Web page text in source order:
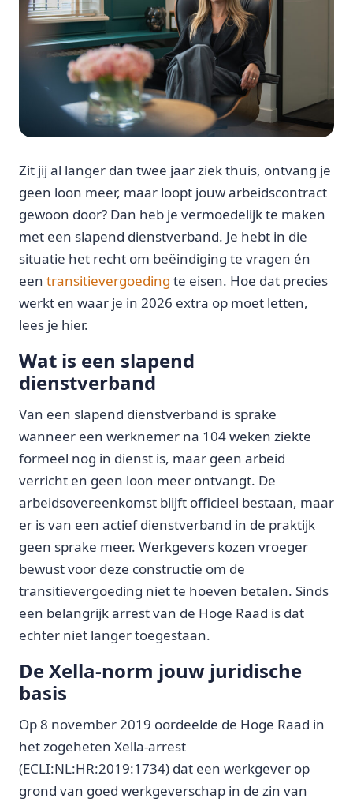
Zit jij al langer dan twee jaar ziek thuis, ontvang je
geen loon meer, maar loopt jouw arbeidscontract
gewoon door? Dan heb je vermoedelijk te maken
met een slapend dienstverband. Je hebt in die
situatie het recht om beëindiging te vragen én
een transitievergoeding te eisen. Hoe dat precies
werkt en waar je in 2026 extra op moet letten,
lees je hier.
Wat is een slapend
dienstverband
Van een slapend dienstverband is sprake
wanneer een werknemer na 104 weken ziekte
formeel nog in dienst is, maar geen arbeid
verricht en geen loon meer ontvangt. De
arbeidsovereenkomst blijft officieel bestaan, maar
er is van een actief dienstverband in de praktijk
geen sprake meer. Werkgevers kozen vroeger
bewust voor deze constructie om de
transitievergoeding niet te hoeven betalen. Sinds
een belangrijk arrest van de Hoge Raad is dat
echter niet langer toegestaan.
De Xella-norm jouw juridische
basis
Op 8 november 2019 oordeelde de Hoge Raad in
het zogeheten Xella-arrest
(ECLI:NL:HR:2019:1734) dat een werkgever op
grond van goed werkgeverschap in de zin van